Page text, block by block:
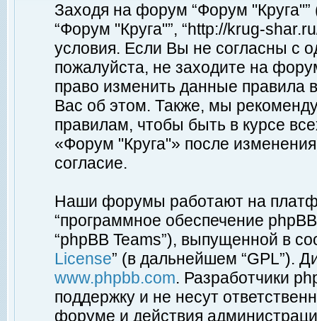
Заходя на форум “Форум
“Форум "Круга"”, “http://krug-
условия. Если Вы не согласны с
пожалуйста, не заходите на
право изменить данные правила
Вас об этом. Также, мы
правилам, чтобы быть в курсе
«Форум "Круга"» после
согласие.
Наши форумы работают на
“программное обеспечение
“phpBB Teams”), выпущенной в
License” (в дальнейшем “GPL”).
www.phpbb.com. Разработчики
поддержку и не несут
форуме и действия